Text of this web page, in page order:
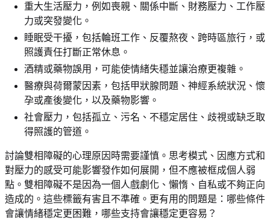
重大生活壓力，例如喪親、關係中斷、財務壓力、工作壓
力或突發變化。
睡眠受干擾，包括輪班工作、反覆熬夜、跨時區旅行，或
照護責任打斷正常休息。
酒精或藥物誤用，可能使情緒失穩並讓治療更複雜。
醫療與荷爾蒙因素，包括甲狀腺問題、神經系統狀況、懷
孕或產後變化，以及藥物影響。
社會壓力，包括孤立、污名、不穩定居住、歧視或缺乏取
得照護的管道。
討論雙相障礙的心理原因時需要謹慎。思考模式、因應方式和
對壓力的感受可能影響發作如何展開，但不應被框成個人弱
點。雙相障礙不是因為一個人戲劇化、懶惰、自私或不夠正向
造成的。這些標籤有害且不準確。更有用的問題是：哪些條件
會讓情緒穩定更困難，哪些支持會讓穩定更容易？